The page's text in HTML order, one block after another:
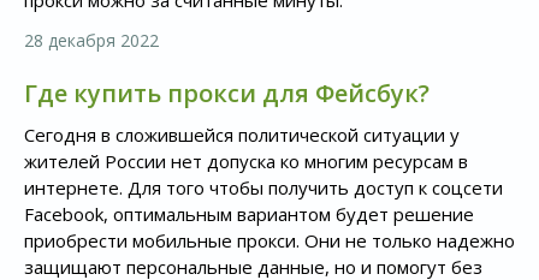
28 декабря 2022
Где купить прокси для Фейсбук?
Сегодня в сложившейся политической ситуации у
жителей России нет допуска ко многим ресурсам в
интернете. Для того чтобы получить доступ к соцсети
Facebook, оптимальным вариантом будет решение
приобрести мобильные прокси. Они не только надежно
защищают персональные данные, но и помогут без